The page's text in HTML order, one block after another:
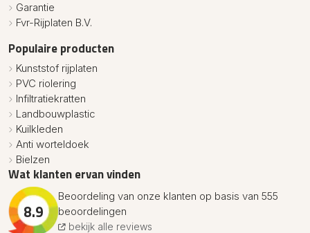
Garantie
Fvr-Rijplaten B.V.
Populaire producten
Kunststof rijplaten
PVC riolering
Infiltratiekratten
Landbouwplastic
Kuilkleden
Anti worteldoek
Bielzen
Wat klanten ervan vinden
8.9
Beoordeling van onze klanten op basis van 555
beoordelingen
bekijk alle reviews